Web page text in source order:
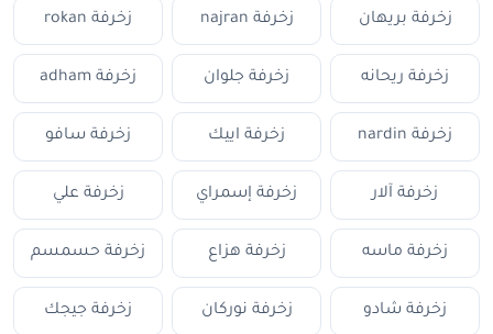
زخرفة بريهان زخرفة najran زخرفة rokan
زخرفة ريحانه زخرفة جلوان زخرفة adham
زخرفة nardin زخرفة اييك زخرفة سافو
زخرفة آلار زخرفة إسمراي زخرفة علي
زخرفة ماسه زخرفة هزاع زخرفة حسمسم
زخرفة شادو زخرفة نوركان زخرفة جيجك